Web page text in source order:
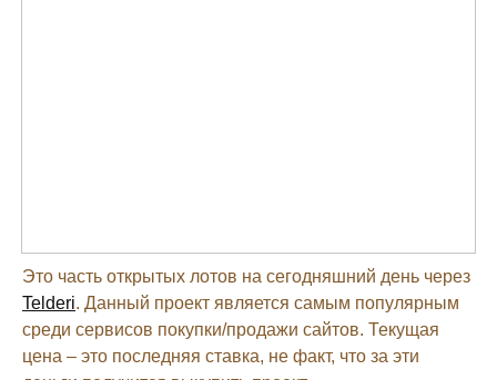
Это часть открытых лотов на сегодняшний день через
Telderi. Данный проект является самым популярным
среди сервисов покупки/продажи сайтов. Текущая
цена – это последняя ставка, не факт, что за эти